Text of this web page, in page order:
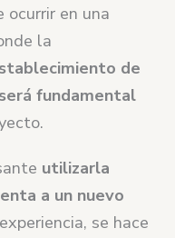
ocurrir en una
la
de
fundamental
utilizarla
a un nuevo
se hace